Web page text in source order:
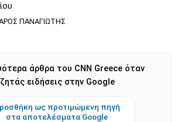
ΠΑΝΑΓΙΩΤΗΣ
άρθρα του CNN Greece όταν
ειδήσεις στην Google
ως προτιμώμενη πηγή
στα αποτελέσματα Google